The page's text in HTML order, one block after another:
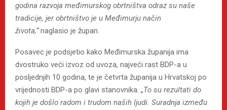
godina razvoja međimurskog obrtništva odraz su naše
tradicije, jer obrtništvo je u Međimurju način
života,“naglasio je župan.
Posavec je podsjetio kako Međimurska županija ima
dvostruko veći izvoz od uvoza, najveći rast BDP-a u
posljednjih 10 godina, te je četvrta županija u Hrvatskoj po
vrijednosti BDP-a po glavi stanovnika. „To su rezultati do
kojih je došlo radom i trudom naših ljudi. Suradnja između